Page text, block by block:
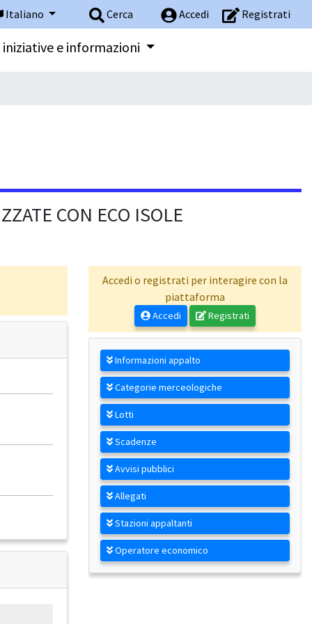
Accedi Registrati
Cerca
Italiano
e informazioni
CON ECO ISOLE
Accedi o registrati per interagire con la
piattaforma
Accedi Registrati
Informazioni appalto
Categorie merceologiche
Lotti
Scadenze
Avvisi pubblici
Allegati
Stazioni appaltanti
Operatore economico